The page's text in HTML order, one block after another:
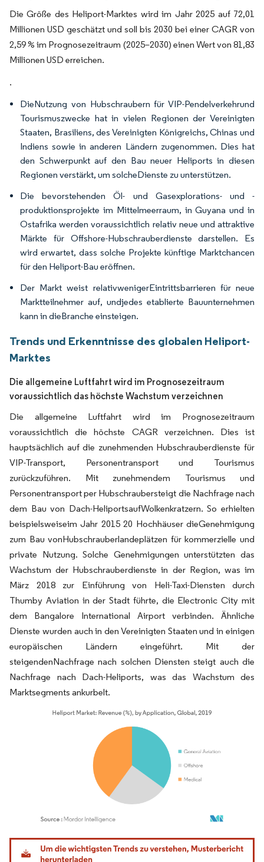
Die Größe des Heliport-Marktes wird im Jahr 2025 auf 72,01
Millionen USD geschätzt und soll bis 2030 bei einer CAGR von
2,59 % im Prognosezeitraum (2025–2030) einen Wert von 81,83
Millionen USD erreichen.
.
DieNutzung von Hubschraubern für VIP-Pendelverkehrund
Tourismuszwecke hat in vielen Regionen der Vereinigten
Staaten, Brasiliens, des Vereinigten Königreichs, Chinas und
Indiens sowie in anderen Ländern zugenommen. Dies hat
den Schwerpunkt auf den Bau neuer Heliports in diesen
Regionen verstärkt, um solcheDienste zu unterstützen.
Die bevorstehenden Öl- und Gasexplorations- und -
produktionsprojekte im Mittelmeerraum, in Guyana und in
Ostafrika werden voraussichtlich relativ neue und attraktive
Märkte für Offshore-Hubschrauberdienste darstellen. Es
wird erwartet, dass solche Projekte künftige Marktchancen
für den Heliport-Bau eröffnen.
Der Markt weist relativwenigerEintrittsbarrieren für neue
Marktteilnehmer auf, undjedes etablierte Bauunternehmen
kann in dieBranche einsteigen.
Trends und Erkenntnisse des globalen Heliport-
Marktes
Die allgemeine Luftfahrt wird im Prognosezeitraum
voraussichtlich das höchste Wachstum verzeichnen
Die allgemeine Luftfahrt wird im Prognosezeitraum
voraussichtlich die höchste CAGR verzeichnen. Dies ist
hauptsächlich auf die zunehmenden Hubschrauberdienste für
VIP-Transport, Personentransport und Tourismus
zurückzuführen. Mit zunehmendem Tourismus und
Personentransport per Hubschraubersteigt die Nachfrage nach
dem Bau von Dach-HeliportsaufWolkenkratzern. So erhielten
beispielsweiseim Jahr 2015 20 Hochhäuser dieGenehmigung
zum Bau vonHubschrauberlandeplätzen für kommerzielle und
private Nutzung. Solche Genehmigungen unterstützten das
Wachstum der Hubschrauberdienste in der Region, was im
März 2018 zur Einführung von Heli-Taxi-Diensten durch
Thumby Aviation in der Stadt führte, die Electronic City mit
dem Bangalore International Airport verbinden. Ähnliche
Dienste wurden auch in den Vereinigten Staaten und in einigen
europäischen Ländern eingeführt. Mit der
steigendenNachfrage nach solchen Diensten steigt auch die
Nachfrage nach Dach-Heliports, was das Wachstum des
Marktsegments ankurbelt.
Bild © Mordor Intelligence. Wiederverwendung erfordert Namensnennung gemäß